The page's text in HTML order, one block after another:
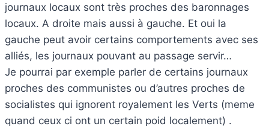
journaux locaux sont très proches des baronnages
locaux. A droite mais aussi à gauche. Et oui la
gauche peut avoir certains comportements avec ses
alliés, les journaux pouvant au passage servir…
Je pourrai par exemple parler de certains journaux
proches des communistes ou d’autres proches de
socialistes qui ignorent royalement les Verts (meme
quand ceux ci ont un certain poid localement) .